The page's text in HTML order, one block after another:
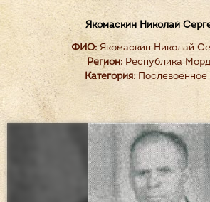
Якомаскин Николай
ФИО:Якомаскин Николай
Регион: Республика
Категория: